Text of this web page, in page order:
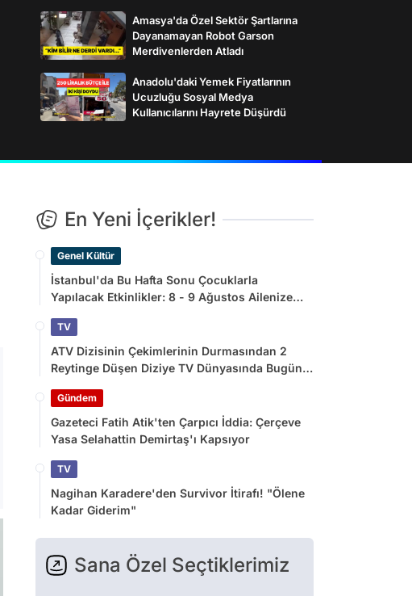
Amasya'da Özel Sektör Şartlarına
Dayanamayan Robot Garson
Merdivenlerden Atladı
Anadolu'daki Yemek Fiyatlarının
Ucuzluğu Sosyal Medya
Kullanıcılarını Hayrete Düşürdü
En Yeni İçerikler!
Genel Kültür
İstanbul'da Bu Hafta Sonu Çocuklarla
Yapılacak Etkinlikler: 8 - 9 Ağustos Ailenize
TV
ATV Dizisinin Çekimlerinin Durmasından 2
Reytinge Düşen Diziye TV Dünyasında Bugün
Gündem
Gazeteci Fatih Atik'ten Çarpıcı İddia: Çerçeve
Yasa Selahattin Demirtaş'ı Kapsıyor
TV
Nagihan Karadere'den Survivor İtirafı! "Ölene
Kadar Giderim"
Sana Özel Seçtiklerimiz